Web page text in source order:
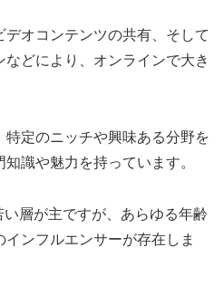
オコンテンツの共有、そして
どにより、オンラインで大き
定のニッチや興味ある分野を
識や魅力を持っています。
層が主ですが、あらゆる年齢
ンフルエンサーが存在しま